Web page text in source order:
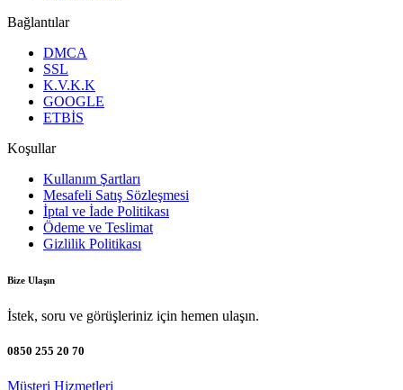
Bağlantılar
DMCA
SSL
K.V.K.K
GOOGLE
ETBİS
Koşullar
Kullanım Şartları
Mesafeli Satış Sözleşmesi
İptal ve İade Politikası
Ödeme ve Teslimat
Gizlilik Politikası
Bize Ulaşın
İstek, soru ve görüşleriniz için hemen ulaşın.
0850 255 20 70
Müşteri Hizmetleri